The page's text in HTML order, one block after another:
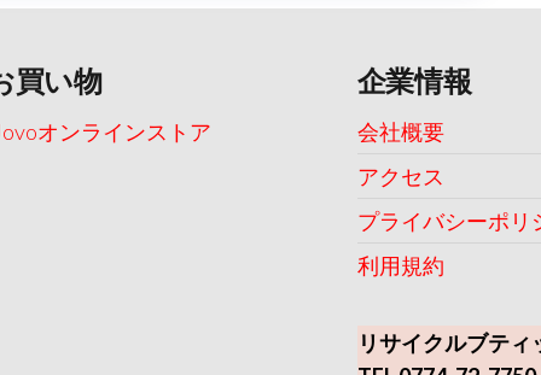
買い物
オンラインストア
企業情報
会社概要
アクセス
プライバシーポリ
利用規約
リサイクルブティ